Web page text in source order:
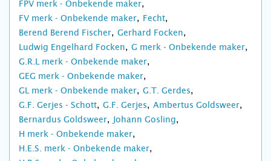
FPV merk - Onbekende maker
FV merk - Onbekende maker
Fecht
Berend Berend Fischer
Gerhard Focken
Ludwig Engelhard Focken
G merk - Onbekende maker
G.R.L merk - Onbekende maker
GEG merk - Onbekende maker
GL merk - Onbekende maker
G.T. Gerdes
G.F. Gerjes - Schott
G.F. Gerjes
Ambertus Goldsweer
Bernardus Goldsweer
Johann Gosling
H merk - Onbekende maker
H.E.S. merk - Onbekende maker